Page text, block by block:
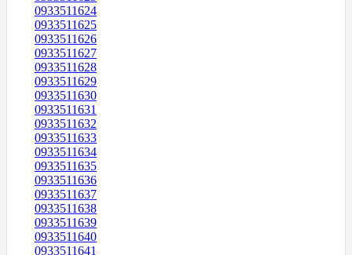
0933511624
0933511625
0933511626
0933511627
0933511628
0933511629
0933511630
0933511631
0933511632
0933511633
0933511634
0933511635
0933511636
0933511637
0933511638
0933511639
0933511640
0933511641